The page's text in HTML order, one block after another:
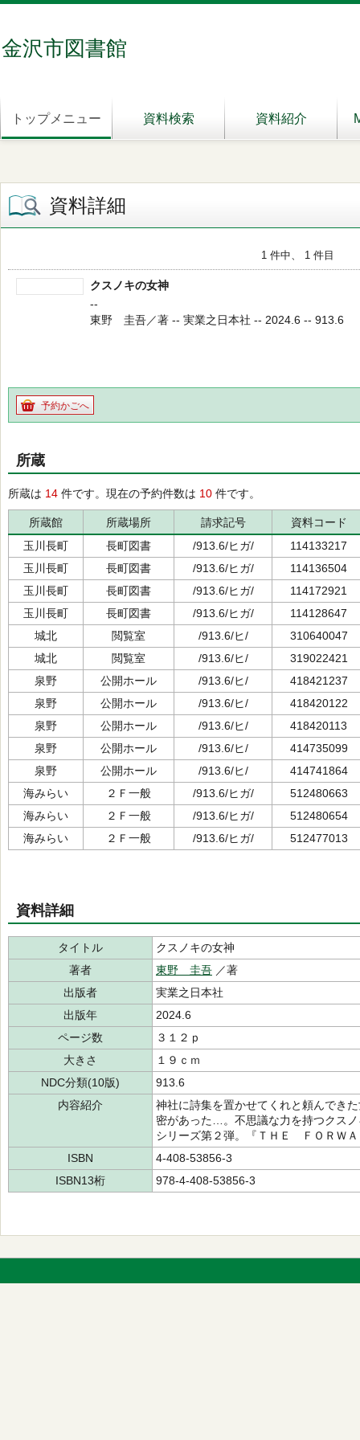
金沢市図書館
トップメニュー 資料検索 資料紹介
資料詳細
1 件中、 1 件目
クスノキの女神
--
東野 圭吾／著 -- 実業之日本社 -- 2024.6 -- 913.6
予約かごへ
所蔵
所蔵は 14 件です。現在の予約件数は 10 件です。
所蔵館 所蔵場所 請求記号
資料コード
玉川長町
長町図書 /913.6/ヒガ/
114133217
玉川長町
長町図書 /913.6/ヒガ/
114136504
玉川長町
長町図書 /913.6/ヒガ/
114172921
玉川長町
長町図書 /913.6/ヒガ/
114128647
城北
閲覧室 /913.6/ヒ/
310640047
城北
閲覧室 /913.6/ヒ/
319022421
泉野
公開ホール /913.6/ヒ/
418421237
泉野
公開ホール /913.6/ヒ/
418420122
泉野
公開ホール /913.6/ヒ/
418420113
泉野
公開ホール /913.6/ヒ/
414735099
泉野
公開ホール /913.6/ヒ/
414741864
海みらい
２Ｆ一般 /913.6/ヒガ/
512480663
海みらい
２Ｆ一般 /913.6/ヒガ/
512480654
海みらい
２Ｆ一般 /913.6/ヒガ/ 512477013
資料詳細
タイトル
クスノキの女神
著者
東野 圭吾 ／著
出版者
実業之日本社
出版年
2024.6
ページ数
３１２ｐ
大きさ
１９ｃｍ
NDC分類(10版)
913.6
内容紹介
神社に詩集を置かせてくれと頼んでき
密があった…。不思議な力を持つクス
シリーズ第２弾。『ＴＨＥ ＦＯＲＷ
ISBN
4-408-53856-3
ISBN13桁
978-4-408-53856-3